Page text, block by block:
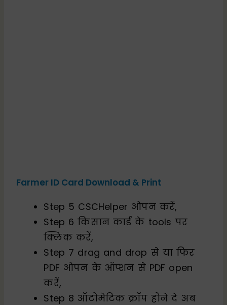
Farmer ID Card Download & Print
Step 5 CSCHelper ओपन करें,
Step 6 किसान कार्ड के tools पर
क्लिक करें,
Step 7 drag and drop से या फिर
PDF ओपन के ऑप्शन से PDF open
करें,
Step 8 ऑटोमेटिक क्रॉप होने दे अब